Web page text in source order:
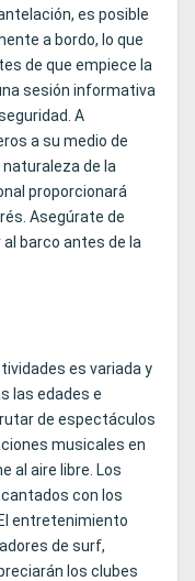
es posible
a bordo, lo que
de que empiece la
sesión informativa
A
a su medio de
de la
proporcionará
Asegúrate de
barco antes de la
es variada y
las edades e
de espectáculos
musicales en
al aire libre. Los
con los
entretenimiento
de surf,
los clubes